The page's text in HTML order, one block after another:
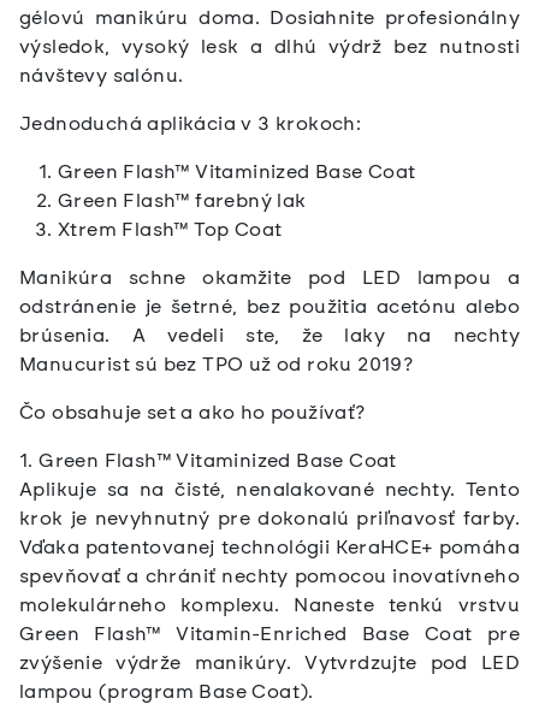
gélovú manikúru doma. Dosiahnite profesionálny
výsledok, vysoký lesk a dlhú výdrž bez nutnosti
návštevy salónu.
Jednoduchá aplikácia v 3 krokoch:
Green Flash™ Vitaminized Base Coat
Green Flash™ farebný lak
Xtrem Flash™ Top Coat
Manikúra schne okamžite pod LED lampou a
odstránenie je šetrné, bez použitia acetónu alebo
brúsenia. A vedeli ste, že laky na nechty
Manucurist sú bez TPO už od roku 2019?
Čo obsahuje set a ako ho používať?
1. Green Flash™ Vitaminized Base Coat
Aplikuje sa na čisté, nenalakované nechty. Tento
krok je nevyhnutný pre dokonalú priľnavosť farby.
Vďaka patentovanej technológii KeraHCE+ pomáha
spevňovať a chrániť nechty pomocou inovatívneho
molekulárneho komplexu. Naneste tenkú vrstvu
Green Flash™ Vitamin-Enriched Base Coat pre
zvýšenie výdrže manikúry. Vytvrdzujte pod LED
lampou (program Base Coat).